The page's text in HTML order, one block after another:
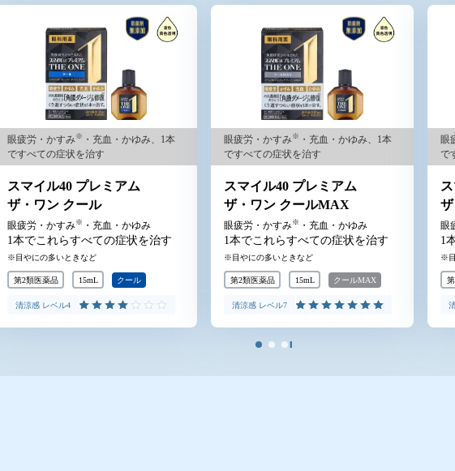
眼疲労・かすみ※ ・充血・かゆみ、1本
ですべての症状を治す
スマイル40 プレミアム
ザ・ワン クールMAX
眼疲労・かすみ※ ・充血・かゆみ
1本でこれらすべての症状を治す
目やにの多いときなど
第2類医薬品 15mL クールMAX
清涼感 レベル7
眼疲労・かすみ※ ・充血・かゆみ、1本
ですべての症状を治す
スマイル40 プレミアム
ザ・ワン マイルド
眼疲労・かすみ※ ・充血・かゆみ
1本でこれらすべての症状を治す
目やにの多いときなど
第2類医薬品 15mL マイルド
清涼感 レベル2
1